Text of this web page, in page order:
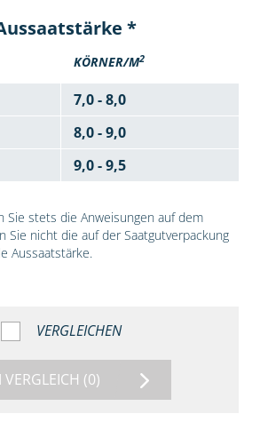
*
KÖRNER/M2
7,0 - 8,0
8,0 - 9,0
9,0 - 9,5
Sie stets die Anweisungen auf dem
Sie nicht die auf der Saatgutverpackung
Aussaatstärke.
VERGLEICHEN
(0)